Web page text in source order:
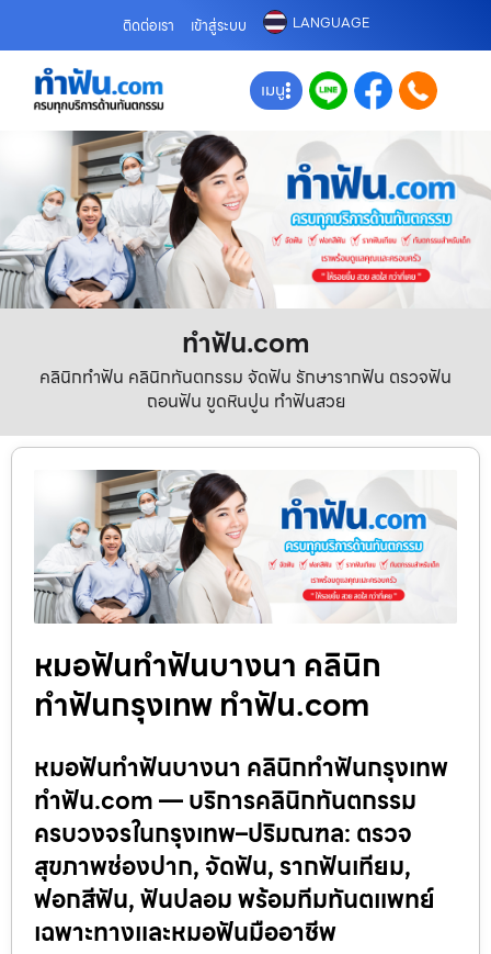
ติดต่อเรา เข้าสู่ระบบ LANGUAGE
เมนู
ทําฟัน.com
คลินิกทำฟัน คลินิกทันตกรรม จัดฟัน รักษารากฟัน ตรวจฟัน
ถอนฟัน ขูดหินปูน ทำฟันสวย
หมอฟันทำฟันบางนา คลินิก
ทำฟันกรุงเทพ ทำฟัน.com
หมอฟันทำฟันบางนา คลินิกทำฟันกรุงเทพ
ทำฟัน.com — บริการคลินิกทันตกรรม
ครบวงจรในกรุงเทพ–ปริมณฑล: ตรวจ
สุขภาพช่องปาก, จัดฟัน, รากฟันเทียม,
ฟอกสีฟัน, ฟันปลอม พร้อมทีมทันตแพทย์
เฉพาะทางและหมอฟันมืออาชีพ